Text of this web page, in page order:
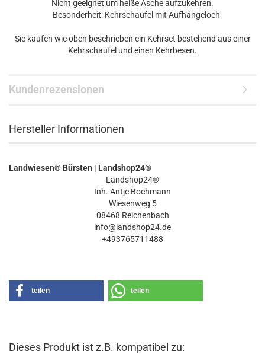
Nicht geeignet um heiße Asche aufzukehren.
Besonderheit: Kehrschaufel mit Aufhängeloch
Sie kaufen wie oben beschrieben ein Kehrset bestehend aus einer
Kehrschaufel und einen Kehrbesen.
Kundenrezensionen
Hersteller Informationen
Landwiesen® Bürsten | Landshop24®
Landshop24®
Inh. Antje Bochmann
Wiesenweg 5
08468 Reichenbach
info@landshop24.de
+493765711488
teilen teilen
Dieses Produkt ist z.B. kompatibel zu: